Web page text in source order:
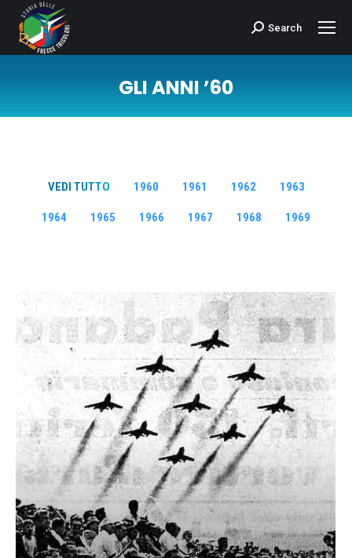
Cerca:Search
GLI ANNI ’60
VEDI TUTTO 1960 1961 1962 1963
1964 1965 1966 1967 1968 1969